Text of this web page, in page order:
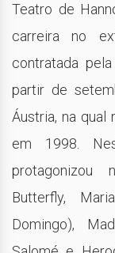
Teatro de
carreira no
contratada
partir de
Áustria, na qual
em 1998.
protagonizou
Butterfly,
Domingo),